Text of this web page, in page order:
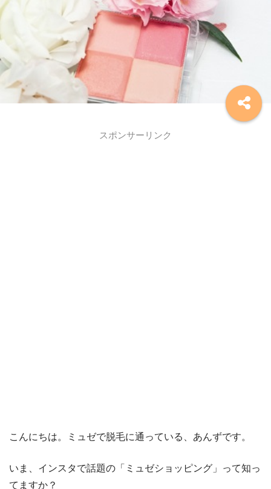
スポンサーリンク
こんにちは。ミュゼで脱毛に通っている、あんずです。
いま、インスタで話題の「ミュゼショッピング」って知っ
てますか？